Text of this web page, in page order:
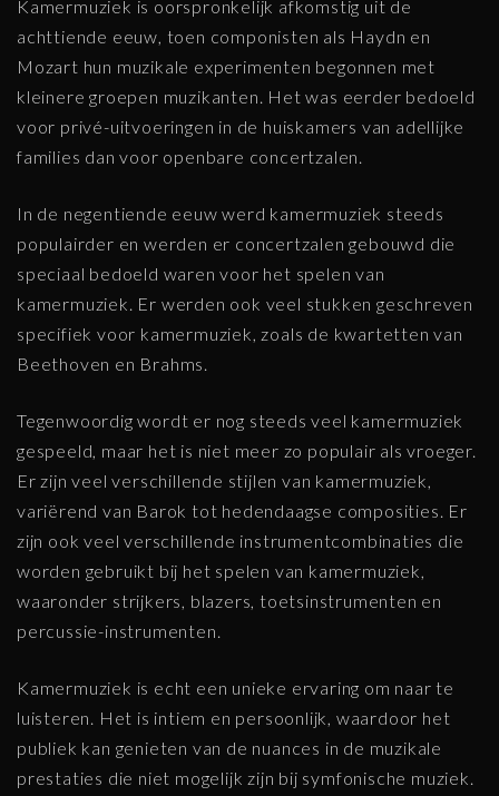
Kamermuziek is oorspronkelijk afkomstig uit de
achttiende eeuw, toen componisten als Haydn en
Mozart hun muzikale experimenten begonnen met
kleinere groepen muzikanten. Het was eerder bedoeld
voor privé-uitvoeringen in de huiskamers van adellijke
families dan voor openbare concertzalen.
In de negentiende eeuw werd kamermuziek steeds
populairder en werden er concertzalen gebouwd die
speciaal bedoeld waren voor het spelen van
kamermuziek. Er werden ook veel stukken geschreven
specifiek voor kamermuziek, zoals de kwartetten van
Beethoven en Brahms.
Tegenwoordig wordt er nog steeds veel kamermuziek
gespeeld, maar het is niet meer zo populair als vroeger.
Er zijn veel verschillende stijlen van kamermuziek,
variërend van Barok tot hedendaagse composities. Er
zijn ook veel verschillende instrumentcombinaties die
worden gebruikt bij het spelen van kamermuziek,
waaronder strijkers, blazers, toetsinstrumenten en
percussie-instrumenten.
Kamermuziek is echt een unieke ervaring om naar te
luisteren. Het is intiem en persoonlijk, waardoor het
publiek kan genieten van de nuances in de muzikale
prestaties die niet mogelijk zijn bij symfonische muziek.